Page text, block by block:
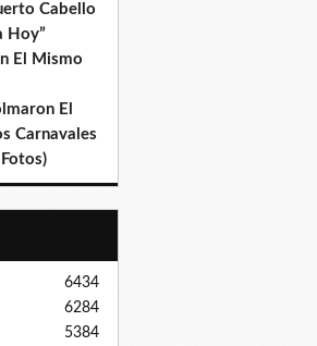
Cabello
Hoy”
El Mismo
El
Carnavales
6434
6284
5384